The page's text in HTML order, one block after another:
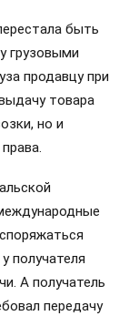
быть
грузовыми
продавцу при
товара
но и
получателя
А получатель
передачу